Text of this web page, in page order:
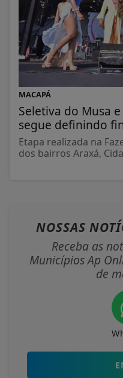
MACAPÁ
Seletiva do Musa
segue definindo
Etapa realizada na
dos bairros Araxá,
NOSSAS
Receba as
Municípios Ap
de